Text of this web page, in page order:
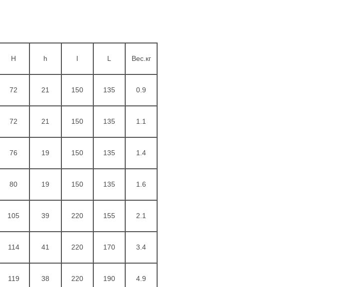
H h I L Вес.кг
72 21 150 135 0.9
72 21 150 135 1.1
76 19 150 135 1.4
80 19 150 135 1.6
105 39 220 155 2.1
114 41 220 170 3.4
119 38 220 190 4.9